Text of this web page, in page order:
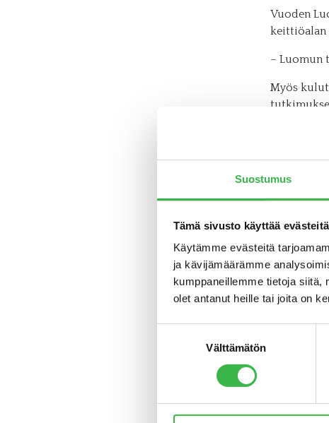
Suostumus
Tämä sivusto käyttää evästeitä
Käytämme evästeitä
ja kävijämäärämme
kumppaneillemme tietoja siitä,
olet antanut heille tai joita on
Välttämätön
Vuoden
keittiöalan
– Luomun
Myös
Helsingissä
Luomu on
esittelevät